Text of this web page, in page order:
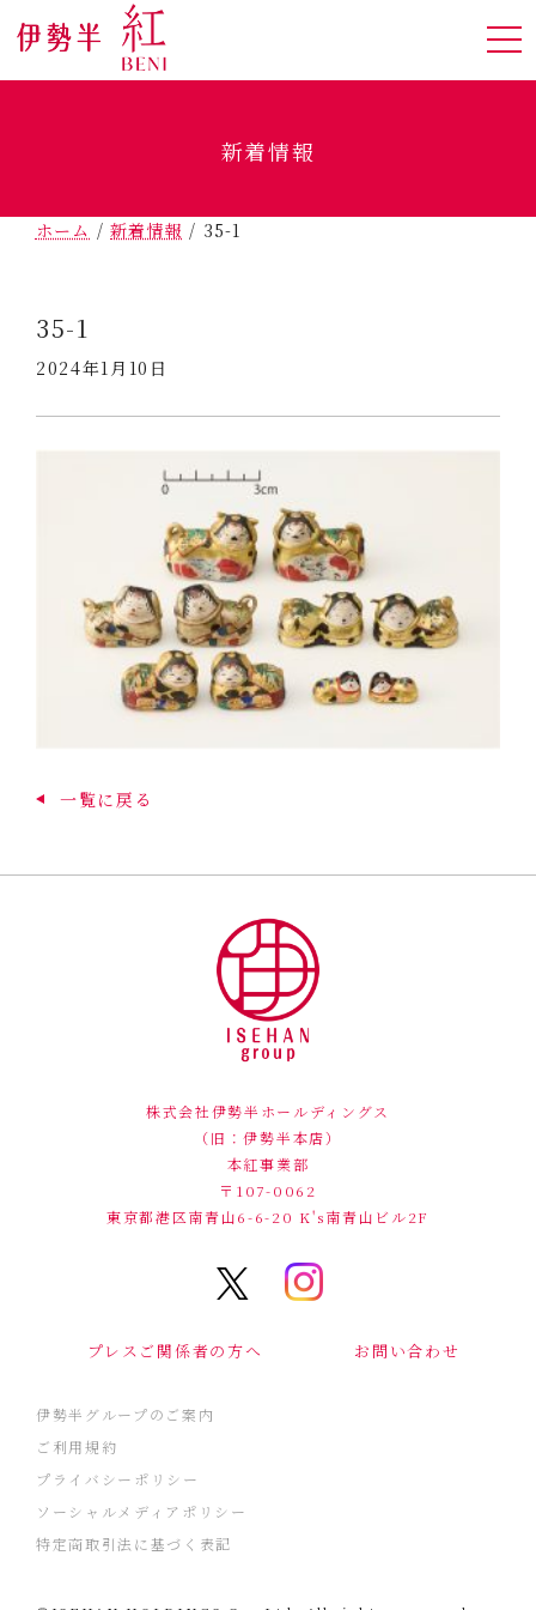
新着情報
ホーム /新着情報 / 35-1
35-1
2024年1月10日
一覧に戻る
株式会社伊勢半ホールディングス
（旧：伊勢半本店）
本紅事業部
〒107-0062
東京都港区南青山6-6-20 K's南青山ビル2F
プレスご関係者の方へ お問い合わせ
伊勢半グループのご案内
ご利用規約
プライバシーポリシー
ソーシャルメディアポリシー
特定商取引法に基づく表記